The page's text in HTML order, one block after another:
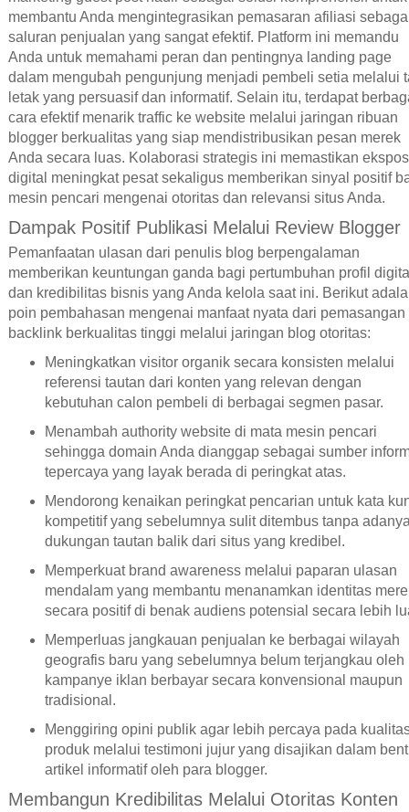
membantu Anda mengintegrasikan pemasaran afiliasi
saluran penjualan yang sangat efektif. Platform ini memandu
Anda untuk memahami peran dan pentingnya landing page
dalam mengubah pengunjung menjadi pembeli setia melalui
letak yang persuasif dan informatif. Selain itu, terdapat
cara efektif menarik traffic ke website melalui jaringan ribuan
blogger berkualitas yang siap mendistribusikan pesan merek
Anda secara luas. Kolaborasi strategis ini memastikan
digital meningkat pesat sekaligus memberikan sinyal positif
mesin pencari mengenai otoritas dan relevansi situs Anda.
Dampak Positif Publikasi Melalui Review Blogger
Pemanfaatan ulasan dari penulis blog berpengalaman
memberikan keuntungan ganda bagi pertumbuhan profil
dan kredibilitas bisnis yang Anda kelola saat ini. Berikut
poin pembahasan mengenai manfaat nyata dari pemasangan
backlink berkualitas tinggi melalui jaringan blog otoritas:
Meningkatkan visitor organik secara konsisten melalui
referensi tautan dari konten yang relevan dengan
kebutuhan calon pembeli di berbagai segmen pasar.
Menambah authority website di mata mesin pencari
sehingga domain Anda dianggap sebagai sumber
tepercaya yang layak berada di peringkat atas.
Mendorong kenaikan peringkat pencarian untuk kata
kompetitif yang sebelumnya sulit ditembus tanpa
dukungan tautan balik dari situs yang kredibel.
Memperkuat brand awareness melalui paparan ulasan
mendalam yang membantu menanamkan identitas
secara positif di benak audiens potensial secara lebih
Memperluas jangkauan penjualan ke berbagai wilayah
geografis baru yang sebelumnya belum terjangkau oleh
kampanye iklan berbayar secara konvensional maupun
tradisional.
Menggiring opini publik agar lebih percaya pada
produk melalui testimoni jujur yang disajikan dalam
artikel informatif oleh para blogger.
Membangun Kredibilitas Melalui Otoritas Konten